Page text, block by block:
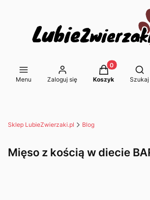
Menu Zaloguj się
Produkty w
Koszyk Szukaj
Sklep LubieZwierzaki.pl Blog
Mięso z kością w diecie